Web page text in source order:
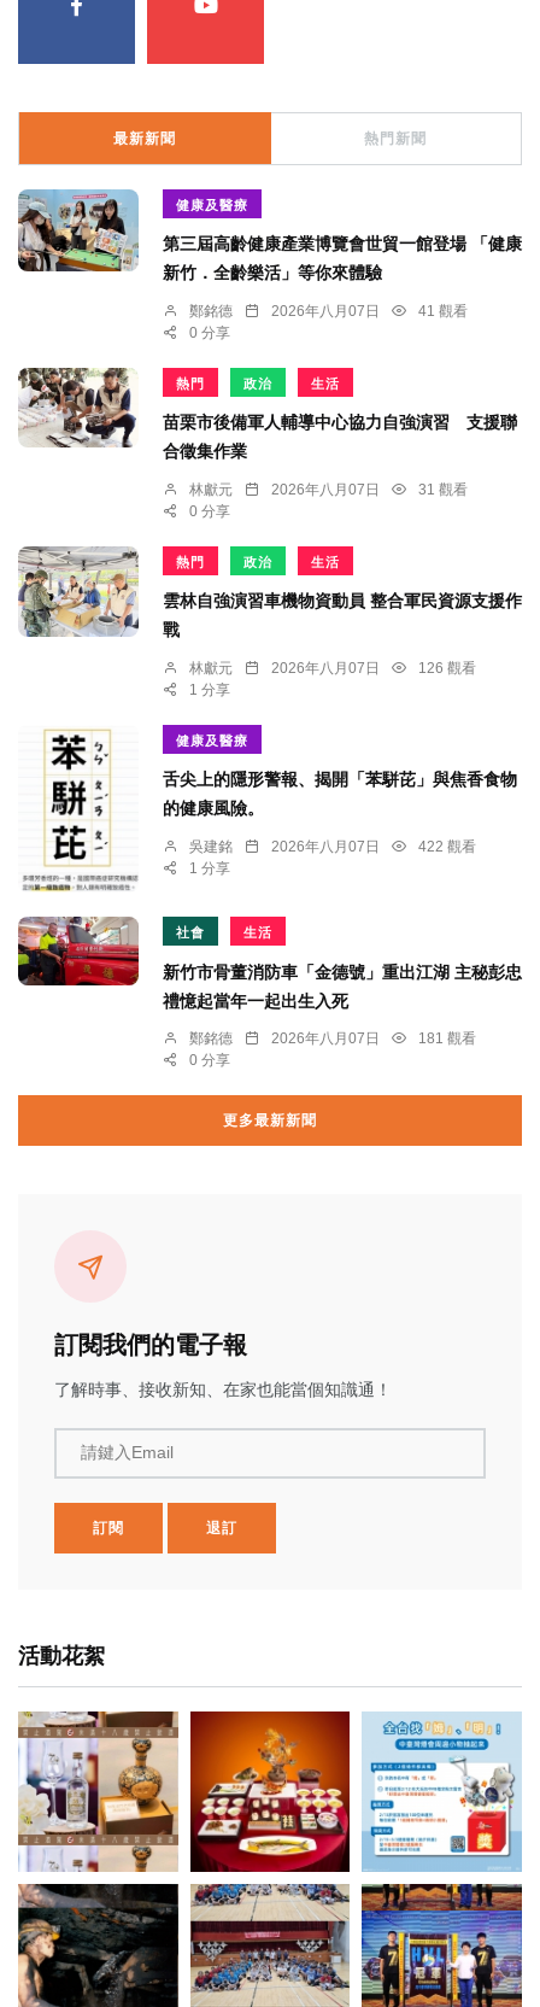
最新新聞 熱門新聞
健康及醫療
第三屆高齡健康產業博覽會世貿一館登場 「健康
新竹．全齡樂活」等你來體驗
鄭銘德 2026年八月07日
41 觀看
0 分享
熱門 政治 生活
苗栗市後備軍人輔導中心協力自強演習 支援聯
合徵集作業
林獻元 2026年八月07日
31 觀看
0 分享
熱門 政治 生活
雲林自強演習車機物資動員 整合軍民資源支援作
戰
林獻元 2026年八月07日
126 觀看
1 分享
健康及醫療
舌尖上的隱形警報、揭開「苯駢芘」與焦香食物
的健康風險。
吳建銘 2026年八月07日
422 觀看
1 分享
社會 生活
新竹市骨董消防車「金德號」重出江湖 主秘彭忠
禮憶起當年一起出生入死
鄭銘德 2026年八月07日
181 觀看
0 分享
更多最新新聞
訂閱我們的電子報
了解時事、接收新知、在家也能當個知識通！
請鍵入Email
訂閱 退訂
活動花絮